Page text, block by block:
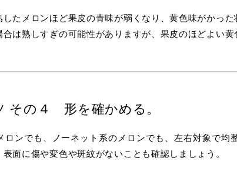
たメロンほど果皮の青味が弱くなり、黄色味がかった
は熟しすぎの可能性がありますが、果皮のほどよい黄
その４ 形を確かめる。
ロンでも、ノーネット系のメロンでも、左右対象で均
。表面に傷や変色や斑紋がないことも確認しまし